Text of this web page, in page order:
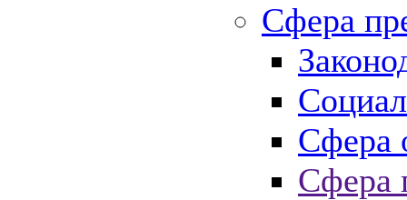
Сфера
Сфера
Сфера